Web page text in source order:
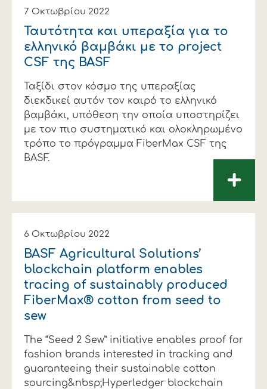
7 Οκτωβρίου 2022
Ταυτότητα και υπεραξία για το
ελληνικό βαμβάκι με το project
CSF της BASF
Ταξίδι στον κόσμο της υπεραξίας
διεκδικεί αυτόν τον καιρό το ελληνικό
βαμβάκι, υπόθεση την οποία υποστηρίζει
με τον πιο συστηματικό και ολοκληρωμένο
τρόπο το πρόγραμμα FiberMax CSF της
BASF.
+
6 Οκτωβρίου 2022
BASF Agricultural Solutions’
blockchain platform enables
tracing of sustainably produced
FiberMax® cotton from seed to
sew
The “Seed 2 Sew” initiative enables proof for
fashion brands interested in tracking and
guaranteeing their sustainable cotton
sourcing&nbsp;Hyperledger blockchain